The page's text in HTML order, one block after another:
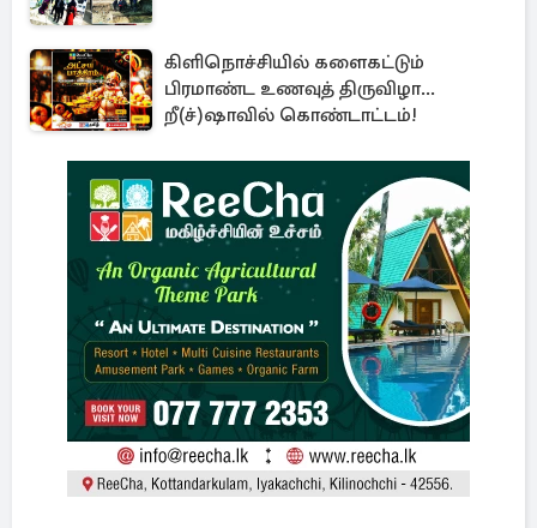
கிளிநொச்சியில் களைகட்டும்
பிரமாண்ட உணவுத் திருவிழா...
றீ(ச்)ஷாவில் கொண்டாட்டம்!